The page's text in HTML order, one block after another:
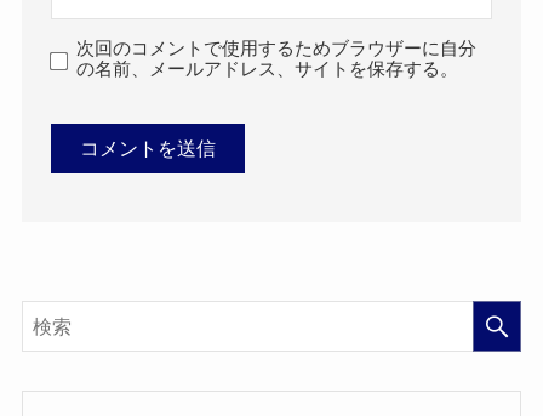
次回のコメントで使用するためブラウザーに自分
の名前、メールアドレス、サイトを保存する。